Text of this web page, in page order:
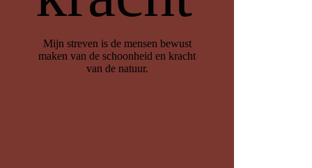
Mijn streven is de mensen bewust
maken van de schoonheid en kracht
van de natuur.